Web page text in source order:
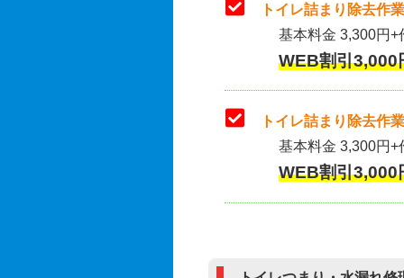
トイレ詰まり除去
基本料金 3,300円+
WEB割引
トイレ詰まり除去作
基本料金 3,300円+
WEB割引